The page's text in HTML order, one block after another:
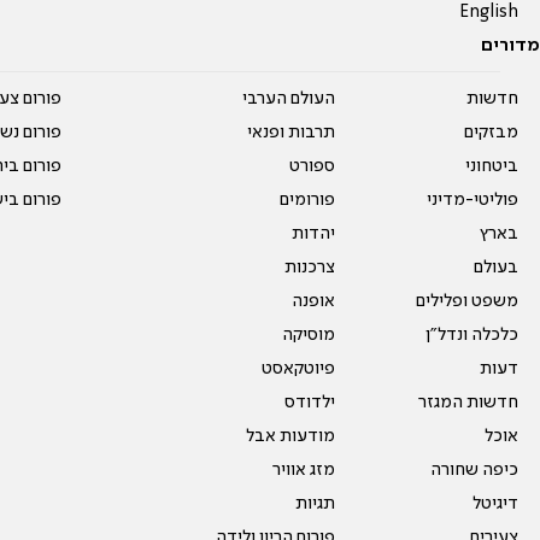
English
מדורים
חדשות
מבזקים
ביטחוני
פוליטי-מדיני
בארץ
בעולם
משפט ופלילים
כלכלה ונדל"ן
דעות
חדשות המגזר
אוכל
כיפה שחורה
דיגיטל
העולם הערבי
תרבות ופנאי
ספורט
פורומים
יהדות
צרכנות
אופנה
מוסיקה
פיוטקאסט
ילדודס
מודעות אבל
מזג אוויר
תגיות
פורום
פורום
פורום
פורום